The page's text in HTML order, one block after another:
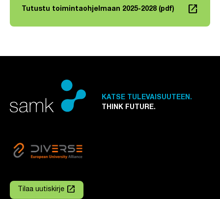
Tutustu toimintaohjelmaan 2025-2028 (pdf)
Linkki avautuu uuteen välilehteen launch
KATSE TULEVAISUUTEEN.
THINK FUTURE.
Tilaa uutiskirje
Linkki avautuu uuteen välilehteen
launch